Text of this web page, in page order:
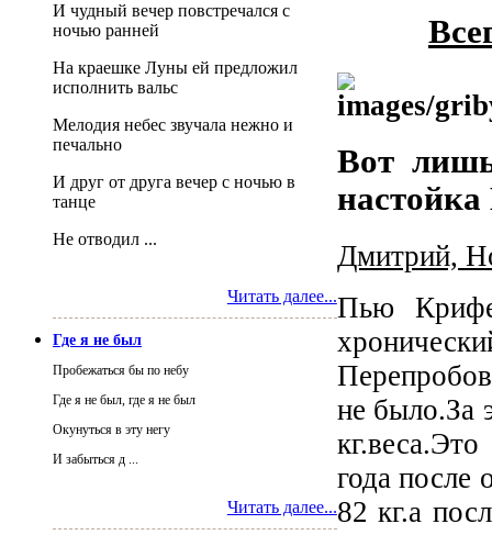
Вот
Дмитрий,
Пью
не было.За
года после
82 кг.а
И чудный вечер повстречался с
ночью ранней
На краешке Луны ей предложил
исполнить вальс
Мелодия небес звучала нежно и
печально
И друг от друга вечер с ночью в
танце
Не отводил ...
Читать далее...
Где я не был
Пробежаться бы по небу
Где я не был, где я не был
Окунуться в эту негу
И забыться д ...
Читать далее...